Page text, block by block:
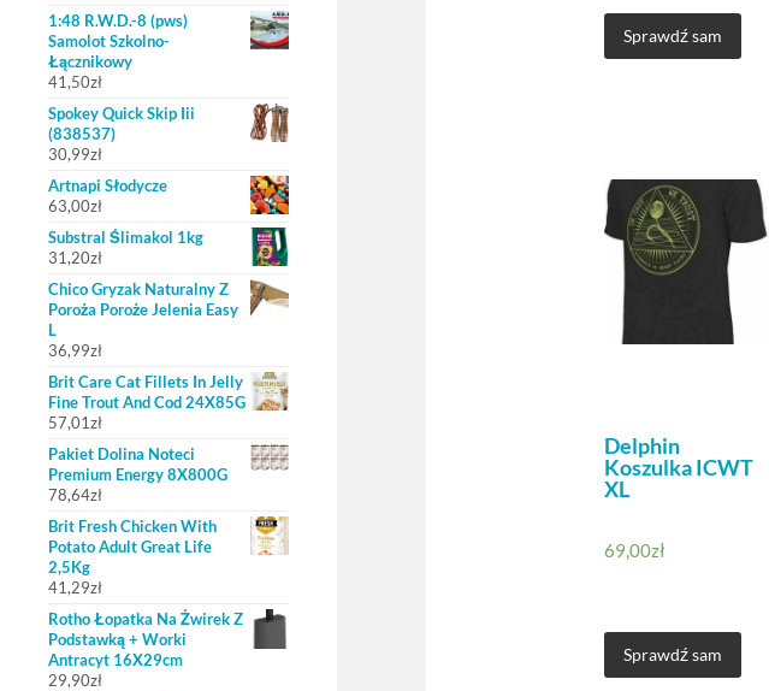
1:48 R.W.D.-8 (pws)
Samolot Szkolno-
Łącznikowy
41,50zł
Spokey Quick Skip Iii
(838537)
30,99zł
Artnapi Słodycze
63,00zł
Substral Ślimakol 1kg
31,20zł
Chico Gryzak Naturalny Z
Poroża Poroże Jelenia Easy
L
36,99zł
Brit Care Cat Fillets In Jelly
Fine Trout And Cod 24X85G
57,01zł
Pakiet Dolina Noteci
Premium Energy 8X800G
78,64zł
Brit Fresh Chicken With
Potato Adult Great Life
2,5Kg
41,29zł
Rotho Łopatka Na Żwirek Z
Podstawką + Worki
Antracyt 16X29cm
29,90zł
Sprawdź sam
Delphin
Koszulka ICWT
XL
69,00zł
Sprawdź sam